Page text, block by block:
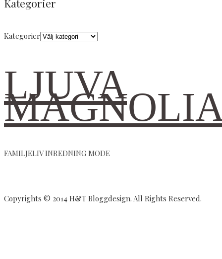
Kategorier
Kategorier
LJUVA
FAMILJELIV INREDNING MODE
Copyrights © 2014 H&T Bloggdesign. All Rights Reserved.